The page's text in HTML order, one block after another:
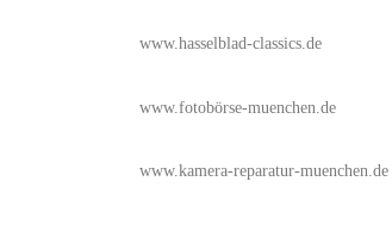
www.hasselblad-classics.de
www.fotobörse-muenchen.de
www.kamera-reparatur-muenchen.de